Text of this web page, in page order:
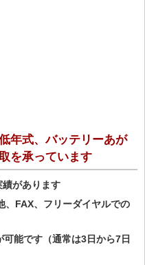
年式、バッテリーあが
を承っています
があります
、FAX、フリーダイヤルでの
能です（通常は3日から7日